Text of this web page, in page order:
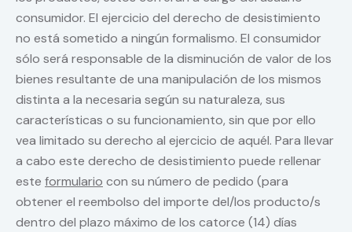
consumidor. El ejercicio del derecho de desistimiento
no está sometido a ningún formalismo. El consumidor
sólo será responsable de la disminución de valor de los
bienes resultante de una manipulación de los mismos
distinta a la necesaria según su naturaleza, sus
características o su funcionamiento, sin que por ello
vea limitado su derecho al ejercicio de aquél. Para llevar
a cabo este derecho de desistimiento puede rellenar
este formulario con su número de pedido (para
obtener el reembolso del importe del/los producto/s
dentro del plazo máximo de los catorce (14) días